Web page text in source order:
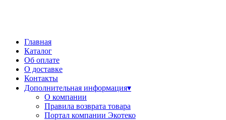
Главная
Каталог
Об оплате
О доставке
Контакты
Дополнительная информация▾
О компании
Правила возврата товара
Портал компании Экотеко